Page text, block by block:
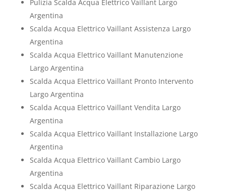
Pulizia Scalda Acqua Elettrico Vaillant Largo
Argentina
Scalda Acqua Elettrico Vaillant Assistenza Largo
Argentina
Scalda Acqua Elettrico Vaillant Manutenzione
Largo Argentina
Scalda Acqua Elettrico Vaillant Pronto Intervento
Largo Argentina
Scalda Acqua Elettrico Vaillant Vendita Largo
Argentina
Scalda Acqua Elettrico Vaillant Installazione Largo
Argentina
Scalda Acqua Elettrico Vaillant Cambio Largo
Argentina
Scalda Acqua Elettrico Vaillant Riparazione Largo